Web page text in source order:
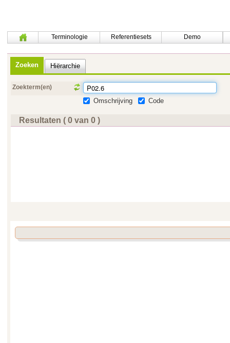
Terminologie Referentiesets Demo
Zoeken Hiërarchie
Zoekterm(en)
Omschrijving Code
Resultaten ( 0 van 0 )